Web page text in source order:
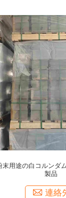
末用途の白コルンダ
製品
連絡